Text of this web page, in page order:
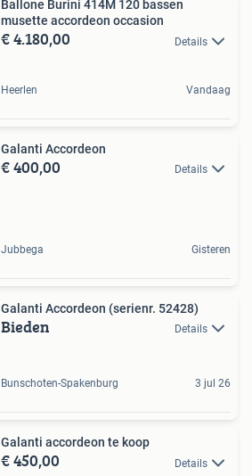
Ballone Burini 414M 120 bassen
musette accordeon occasion
€ 4.180,00 Details
Heerlen Vandaag
Galanti Accordeon
€ 400,00 Details
Jubbega Gisteren
Galanti Accordeon (serienr. 52428)
Bieden Details
Bunschoten-Spakenburg 3 jul 26
Galanti accordeon te koop
€ 450,00 Details